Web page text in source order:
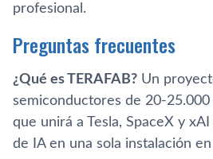
profesional.
Preguntas frecuentes
¿Qué es TERAFAB? Un
semiconductores de 20-
que unirá a Tesla, SpaceX y
de IA en una sola instalación en